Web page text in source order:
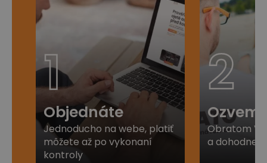
1
Objednáte
Jednoducho na webe, platiť
môžete až po vykonaní
kontroly
2
Obratom
a